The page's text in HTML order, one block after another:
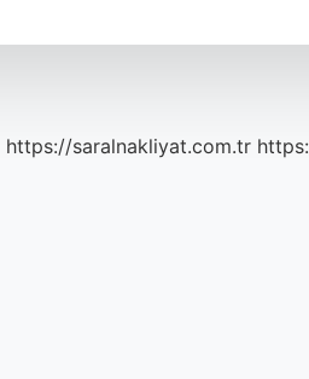
https://saralnakliyat.com.tr